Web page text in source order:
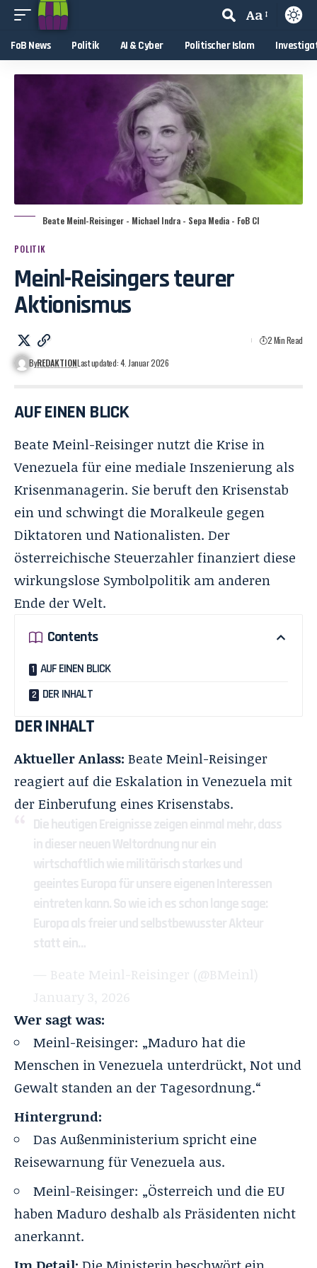
Aa
FoB News Politik AI & Cyber Politischer Islam
Beate Meinl-Reisinger - Michael Indra - Sepa Media - FoB CI
POLITIK
Meinl-Reisingers teurer
Aktionismus
ByREDAKTIONLast updated: 4. Januar 2026
2 Min Read
AUF EINEN BLICK
Beate Meinl-Reisinger nutzt die Krise in
Venezuela für eine mediale Inszenierung als
Krisenmanagerin. Sie beruft den Krisenstab
ein und schwingt die Moralkeule gegen
Diktatoren und Nationalisten. Der
österreichische Steuerzahler finanziert diese
wirkungslose Symbolpolitik am anderen
Ende der Welt.
Contents
AUF EINEN BLICK
DER INHALT
DER INHALT
Aktueller Anlass: Beate Meinl-Reisinger
reagiert auf die Eskalation in Venezuela mit
der Einberufung eines Krisenstabs.
Die heutigen Ereignisse zeigen einmal mehr, dass
in dieser neuen Weltordnung nur ein
wirtschaftlich wie militärisch starkes und
geeintes Europa für unsere eigenen Interessen
eintreten kann. So wie ich es schon lange sage:
Europa als freier und selbstbewusster Akteur
statt ein…
— Beate Meinl-Reisinger (@BMeinl)
January 3, 2026
Wer sagt was:
Meinl-Reisinger: „Maduro hat die
Menschen in Venezuela unterdrückt, Not und
Gewalt standen an der Tagesordnung.“
Hintergrund:
Das Außenministerium spricht eine
Reisewarnung für Venezuela aus.
Meinl-Reisinger: „Österreich und die EU
haben Maduro deshalb als Präsidenten nicht
anerkannt.